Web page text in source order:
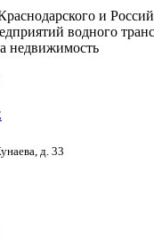
и
водного
недвижимость
д. 33